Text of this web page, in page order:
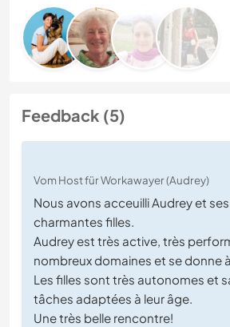
Feedback (5)
Vom Host für Workawayer (Audrey)
Nous avons acceuilli Audrey et
charmantes filles.
Audrey est très active, très
nombreux domaines et se donne
Les filles sont très autonomes et
tâches adaptées à leur âge.
Une très belle rencontre!